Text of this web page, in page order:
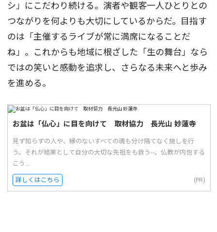
シ」にこだわり続ける。演者や観客一人ひとりとの
つながりを何よりも大切にしているからだ。目指す
のは「主催するライブが常に満席になることだ
ね」。これからも地域に根ざした「生の舞台」なら
ではの笑いと感動を追求し、さらなる未来へと歩み
を進める。
お盆は「仏心」に目を向けて 取材協力 長光山 妙蓮寺
見ず知らずの人や、縁のないすべての魂も分け隔てなく施しを行
う。それが結果として自分の大切な先祖をも救う--。仏教が内包する
こう...
詳しくはこちら (PR)